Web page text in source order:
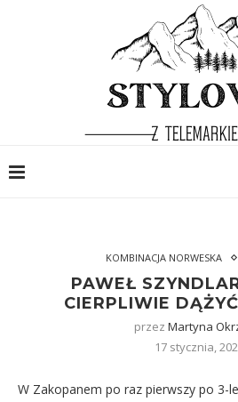
KOMBINACJA NORWESKA
PAWEŁ
CIERPLIWIE
przez Martyna
17 stycznia,
W Zakopanem po raz pierwszy po 3-